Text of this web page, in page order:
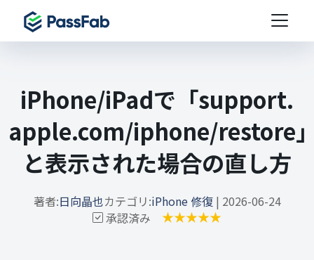
iPhone/iPadで「support.
apple.com/iphone/restore
と表示された場合の直し方
著者:日向晶也カテゴリ:iPhone 修復| 2026-06-24
承認済み